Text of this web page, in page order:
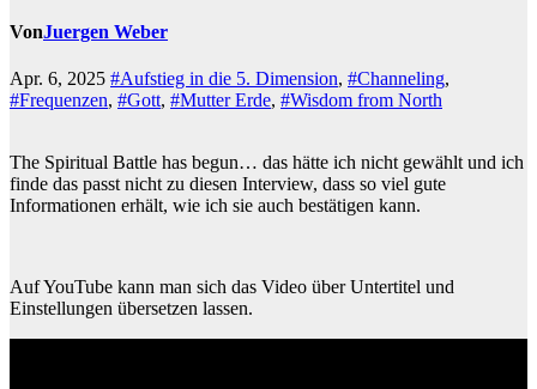
VonJuergen Weber
Apr. 6, 2025 #Aufstieg in die 5. Dimension, #Channeling,
#Frequenzen, #Gott, #Mutter Erde, #Wisdom from North
The Spiritual Battle has begun… das hätte ich nicht gewählt und ich
finde das passt nicht zu diesen Interview, dass so viel gute
Informationen erhält, wie ich sie auch bestätigen kann.
Auf YouTube kann man sich das Video über Untertitel und
Einstellungen übersetzen lassen.